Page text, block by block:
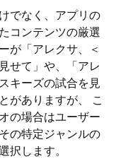
でなく、アプリの
コンテンツの厳選
が「アレクサ、＜
せて」や、「アレ
キーズの試合を見
がありますが、 こ
の場合はユーザー
の特定ジャンルの
択します。